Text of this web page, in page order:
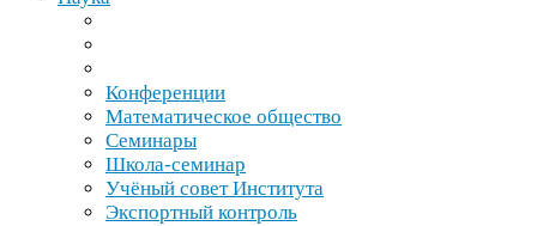
Конференции
Математическое общество
Семинары
Школа-​семинар
Учёный совет Института
Экспортный контроль